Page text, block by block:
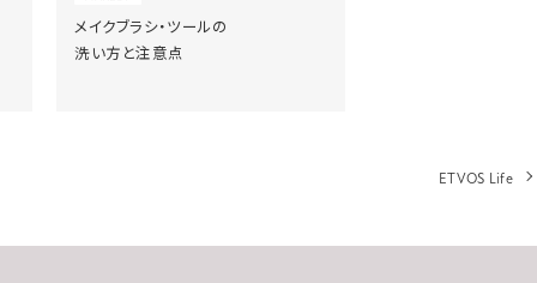
メイクブラシ・ツールの
洗い方と注意点
ETVOS Life